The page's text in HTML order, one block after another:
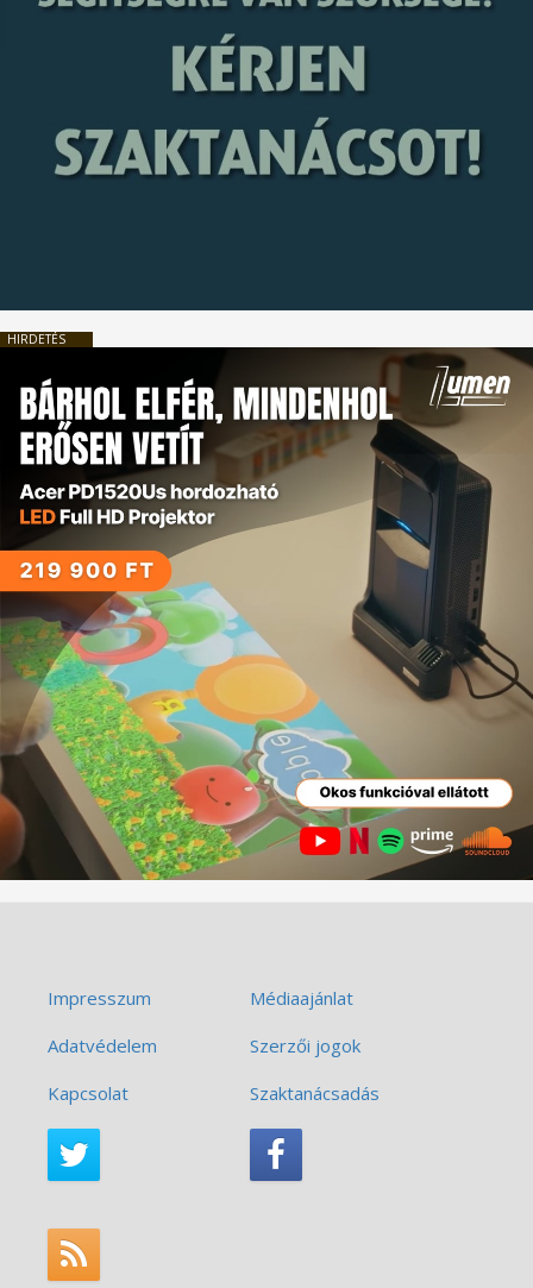
HIRDETÉS
Impresszum
Médiaajánlat
Adatvédelem
Szerzői jogok
Kapcsolat
Szaktanácsadás